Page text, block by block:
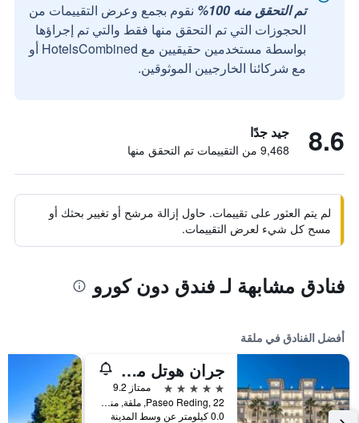
تم التحقق منه 100%
نقوم بجمع وعرض التقييمات من
الحجوزات التي تم التحقق منها فقط والتي تم إجراؤها
بواسطة مستخدمين حقيقيين مع HotelsCombined أو
مع شركائنا الخارجيين الموثوقين.
8.6 جيد جدًا
9,468 من التقييمات تم التحقق منها
لم يتم العثور على تقييمات. حاول إزالة مرشح أو تغيير بحثك أو
مسح كل شيء لعرض التقييمات.
فنادق مشابهة لـ فندق دون كورو
أفضل الفنادق في ملقة
جران هوتل ميراماري جا
5 نجوم
ممتاز 9.2
Paseo Reding, 22, ملقة, منطقة أندلوسيا, أسبانيا
0.0 كيلومتر عن وسط المدينة